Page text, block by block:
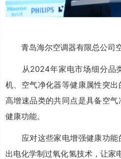
青岛海尔空调器有限总公司
从2024年家电市场细分品
机、空气净化器等健康属性突
高增速品类的共同点是具备空
健康功能。
应对这些家电增强健康功能
出电化学制过氧化氢技术，让家